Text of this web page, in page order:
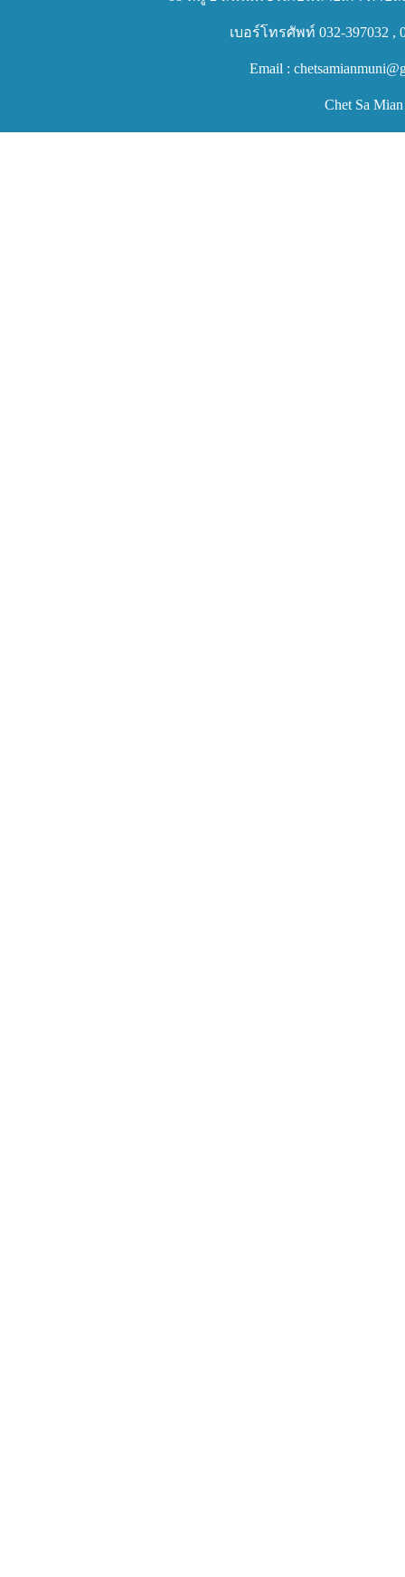
เบอร์โทรศัพท์ 032-397032 ,
Email :
Chet Sa